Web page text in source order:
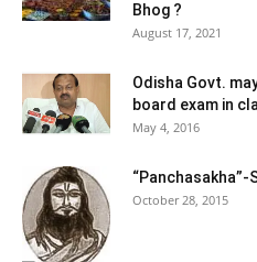
Bhog ?
August 17, 2021
Odisha Govt.
board exam in
May 4, 2016
“Panchasakha”-
October 28, 2015